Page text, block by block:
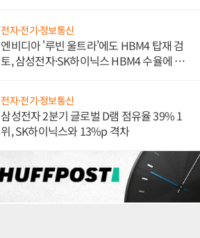
전자·전기·정보통신
엔비디아 '루빈 울트라'에도 HBM4 탑재 검
토, 삼성전자·SK하이닉스 HBM4 수율에 주
전자·전기·정보통신
삼성전자 2분기 글로벌 D램 점유율 39% 1
위, SK하이닉스와 13%p 격차